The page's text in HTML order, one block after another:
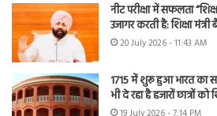
नीट परीक्षा में सफलता
उजागर करती है: शिक्षा मंत्री
20 July 2026 - 11:43 AM
1715 में शुरू हुआ भारत का
भी दे रहा है हजारों छात्रों को